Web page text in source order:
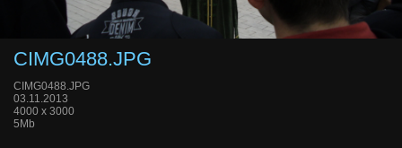
CIMG0488.JPG
CIMG0488.JPG
03.11.2013
4000 x 3000
5Mb